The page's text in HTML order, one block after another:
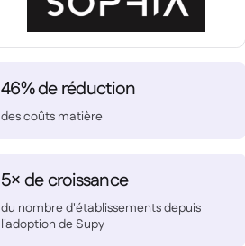
46% de réduction
des coûts matière
5× de croissance
du nombre d'établissements depuis
l'adoption de Supy